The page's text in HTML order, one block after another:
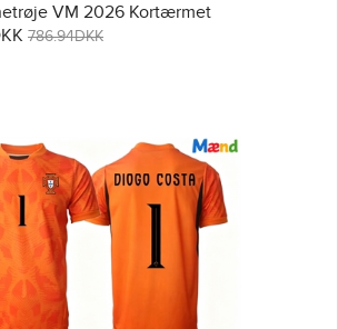
VM 2026 Kortærmet
786.94DKK